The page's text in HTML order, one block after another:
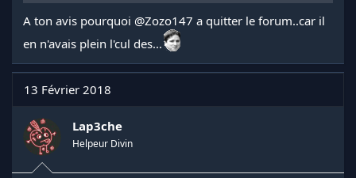
A ton avis pourquoi @Zozo147 a quitter le forum..car il
en n'avais plein l'cul des...
13 Février 2018
Lap3che
Helpeur Divin